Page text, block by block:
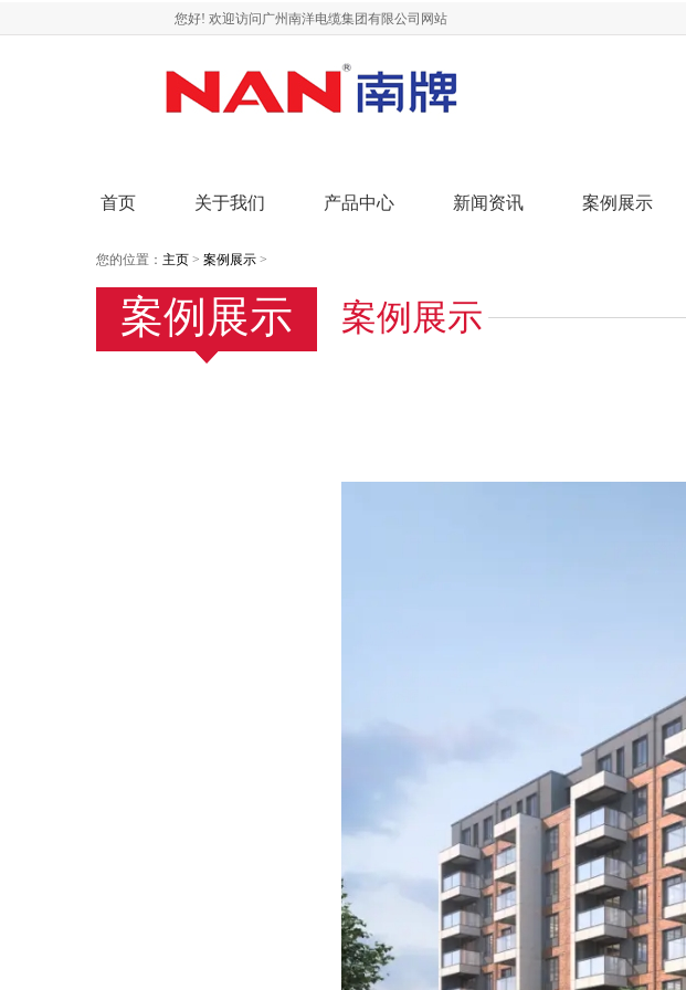
您好! 欢迎访问广州南洋电缆集团有限公司网站
首页 关于我们 产品中心 新闻资讯 案例展示
您的位置： 主页 > 案例展示 >
案例展示 案例展示